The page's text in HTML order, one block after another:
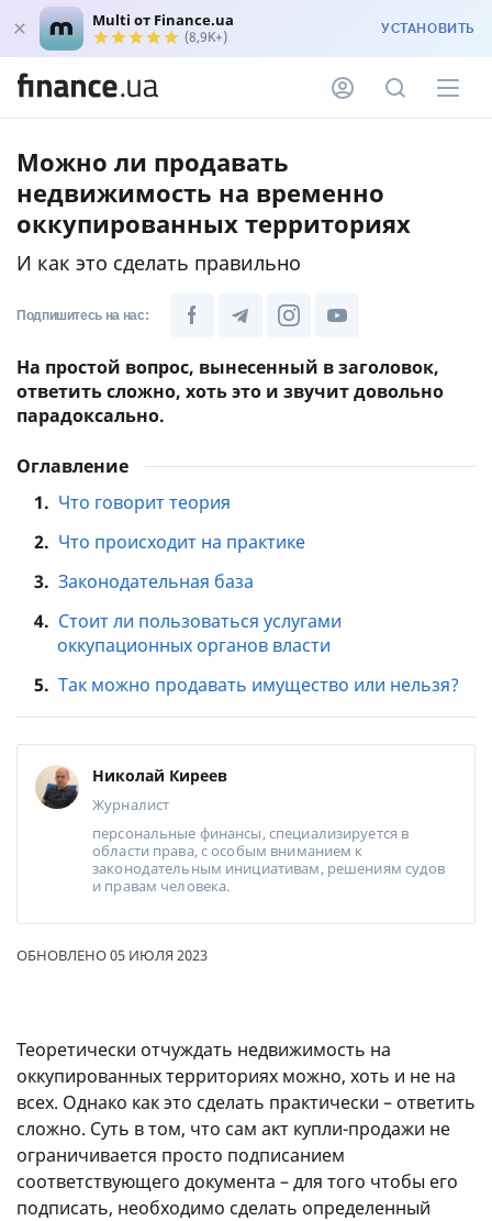
Multi от Finance.ua
(8,9K+) УСТАНОВИТЬ
Можно ли продавать
недвижимость на временно
оккупированных территориях
И как это сделать правильно
Подпишитесь на нас:
На простой вопрос, вынесенный в заголовок,
ответить сложно, хоть это и звучит довольно
парадоксально.
Оглавление
1. Что говорит теория
2. Что происходит на практике
3. Законодательная база
4. Стоит ли пользоваться услугами
оккупационных органов власти
5. Так можно продавать имущество или нельзя?
Николай Киреев
Журналист
персональные финансы, специализируется в
области права, с особым вниманием к
законодательным инициативам, решениям судов
и правам человека.
ОБНОВЛЕНО 05 ИЮЛЯ 2023
Теоретически отчуждать недвижимость на
оккупированных территориях можно, хоть и не на
всех. Однако как это сделать практически – ответить
сложно. Суть в том, что сам акт купли-продажи не
ограничивается просто подписанием
соответствующего документа – для того чтобы его
подписать, необходимо сделать определенный